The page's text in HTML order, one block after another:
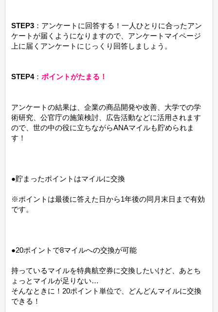
STEP3：アンケートに回答する！一人ひとりに合ったアン
ケートが届くようになりますので、アンケートマイページ
上に届くアンケートにじっくり回答しましょう。
STEP4： ポイントがたまる！
アンケートの結果は、企業の商品開発や改善、大学での学
術研究、公官庁の施策検討、広告活動などに活用されます
ので、世の中の役に立ちながらANAマイルも貯められま
す！
●貯まったポイントはマイルに交換
※ポイントは最後に答えた日から1年後の同月末日まで有効
です。
●20ポイントで8マイルへの交換が可能
持っているマイルを特典航空券に交換したいけど、あとち
ょっとマイルが足りない…
そんなときに！20ポイント単位で、どんどんマイルに交換
できる！